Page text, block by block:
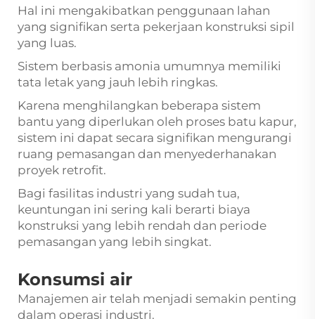
Hal ini mengakibatkan penggunaan lahan
yang signifikan serta pekerjaan konstruksi sipil
yang luas.
Sistem berbasis amonia umumnya memiliki
tata letak yang jauh lebih ringkas.
Karena menghilangkan beberapa sistem
bantu yang diperlukan oleh proses batu kapur,
sistem ini dapat secara signifikan mengurangi
ruang pemasangan dan menyederhanakan
proyek retrofit.
Bagi fasilitas industri yang sudah tua,
keuntungan ini sering kali berarti biaya
konstruksi yang lebih rendah dan periode
pemasangan yang lebih singkat.
Konsumsi air
Manajemen air telah menjadi semakin penting
dalam operasi industri.